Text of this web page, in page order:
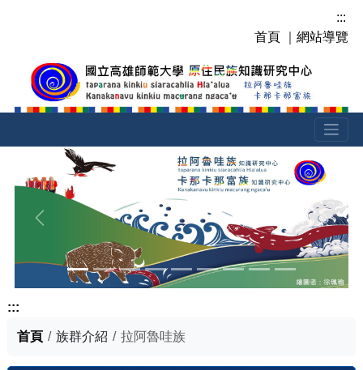
容
塊
:::
首頁
網站導覽
上一張 下一張
:::
首頁 族群介紹 拉阿魯哇族